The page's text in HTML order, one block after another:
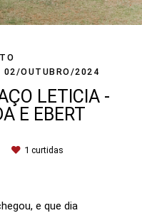
02/OUTUBRO/2024
LETICIA -
E EBERT
1 curtidas
e que dia